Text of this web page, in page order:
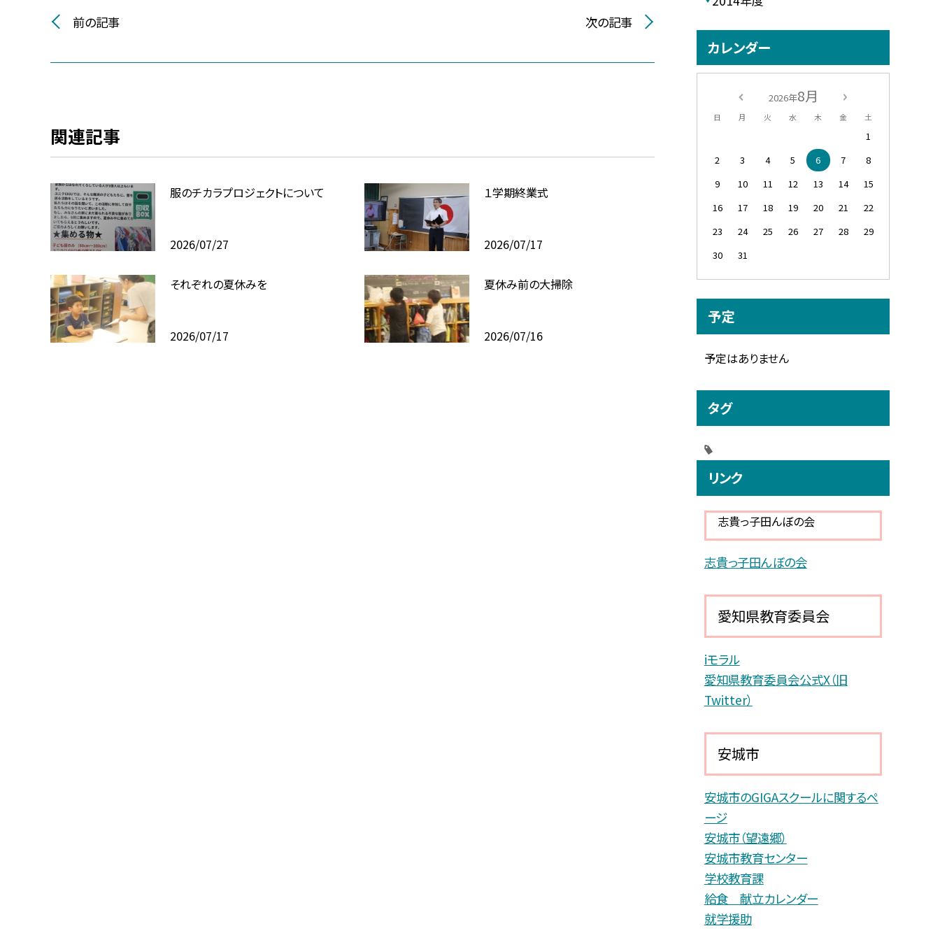
前の記事 次の記事
関連記事
服のチカラプロジェクトについて
2026/07/27
１学期終業式
2026/07/17
それぞれの夏休みを
2026/07/17
夏休み前の大掃除
2026/07/16
カレンダー
2026年8月
日 月 火 水 木 金 土
1
2
3 4 5 6 7
8
9
10 11 12 13 14
15
16
17 18 19 20 21
22
23
24 25 26 27 28
29
30
31
予定
予定はありません
タグ
リンク
志貴っ子田んぼの会
志貴っ子田んぼの会
愛知県教育委員会
iモラル
愛知県教育委員会公式X（旧
Twitter）
安城市
安城市のGIGAスクールに関するペ
ージ
安城市（望遠郷）
安城市教育センター
学校教育課
給食 献立カレンダー
就学援助